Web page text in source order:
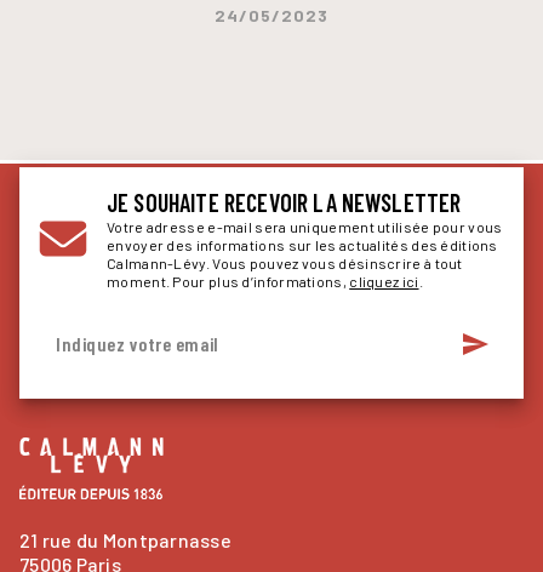
24/05/2023
JE SOUHAITE RECEVOIR LA NEWSLETTER
Votre adresse e-mail sera uniquement utilisée pour vous
envoyer des informations sur les actualités des éditions
Calmann-Lévy. Vous pouvez vous désinscrire à tout
moment. Pour plus d’informations, cliquez ici
Indiquez votre email send
21 rue du Montparnasse
75006 Paris